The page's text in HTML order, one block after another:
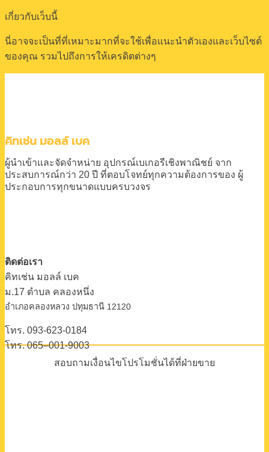
เกี่ยวกับเว็บนี้
นี่อาจจะเป็นที่ที่เหมาะมากที่จะใช้เพื่อแนะนำตัวเองและเว็บไซต์
ของคุณ รวมไปถึงการให้เครดิตต่างๆ
คิทเช่น มอลล์ เบค
ผู้นำเข้าและจัดจำหน่าย อุปกรณ์เบเกอรีเชิงพาณิชย์ จาก
ประสบการณ์กว่า 20 ปี ที่ตอบโจทย์ทุกความต้องการของ ผู้
ประกอบการทุกขนาดแบบครบวงจร
ติดต่อเรา
คิทเช่น มอลล์ เบค
ม.17 ตําบล คลองหนึ่ง
อําเภอคลองหลวง ปทุมธานี 12120
โทร. 093-623-0184
โทร. 065–001-9003
สอบถามเงื่อนไขโปรโมชั่นได้ที่ฝ่ายขาย